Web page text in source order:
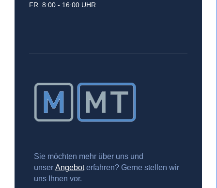
FR. 8:00 - 16:00 UHR
Sie möchten mehr über uns und
unser Angeboterfahren? Gerne stellen wir
uns Ihnen vor.